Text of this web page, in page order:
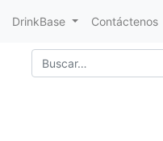
DrinkBase Contáctenos